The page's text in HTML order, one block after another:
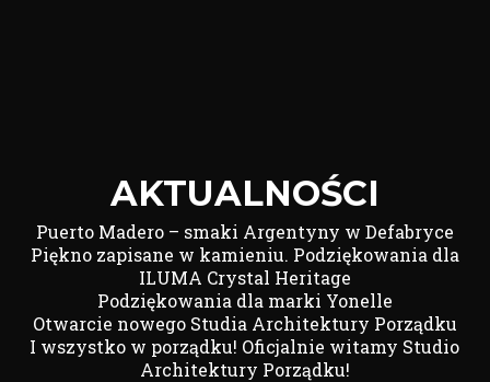
AKTUALNOŚCI
Puerto Madero – smaki Argentyny w Defabryce
Piękno zapisane w kamieniu. Podziękowania dla
ILUMA Crystal Heritage
Podziękowania dla marki Yonelle
Otwarcie nowego Studia Architektury Porządku
I wszystko w porządku! Oficjalnie witamy Studio
Architektury Porządku!